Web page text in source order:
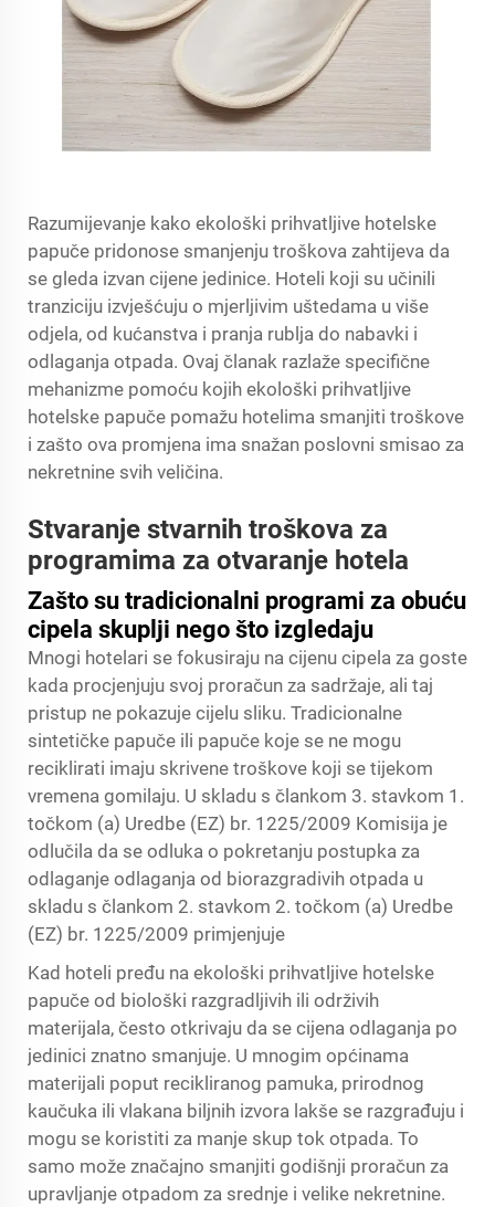
Razumijevanje kako ekološki prihvatljive hotelske
papuče pridonose smanjenju troškova zahtijeva da
se gleda izvan cijene jedinice. Hoteli koji su učinili
tranziciju izvješćuju o mjerljivim uštedama u više
odjela, od kućanstva i pranja rublja do nabavki i
odlaganja otpada. Ovaj članak razlaže specifične
mehanizme pomoću kojih ekološki prihvatljive
hotelske papuče pomažu hotelima smanjiti troškove
i zašto ova promjena ima snažan poslovni smisao za
nekretnine svih veličina.
Stvaranje stvarnih troškova za
programima za otvaranje hotela
Zašto su tradicionalni programi za obuću
cipela skuplji nego što izgledaju
Mnogi hotelari se fokusiraju na cijenu cipela za goste
kada procjenjuju svoj proračun za sadržaje, ali taj
pristup ne pokazuje cijelu sliku. Tradicionalne
sintetičke papuče ili papuče koje se ne mogu
reciklirati imaju skrivene troškove koji se tijekom
vremena gomilaju. U skladu s člankom 3. stavkom 1.
točkom (a) Uredbe (EZ) br. 1225/2009 Komisija je
odlučila da se odluka o pokretanju postupka za
odlaganje odlaganja od biorazgradivih otpada u
skladu s člankom 2. stavkom 2. točkom (a) Uredbe
(EZ) br. 1225/2009 primjenjuje
Kad hoteli pređu na ekološki prihvatljive hotelske
papuče od biološki razgradljivih ili održivih
materijala, često otkrivaju da se cijena odlaganja po
jedinici znatno smanjuje. U mnogim općinama
materijali poput recikliranog pamuka, prirodnog
kaučuka ili vlakana biljnih izvora lakše se razgrađuju i
mogu se koristiti za manje skup tok otpada. To
samo može značajno smanjiti godišnji proračun za
upravljanje otpadom za srednje i velike nekretnine.